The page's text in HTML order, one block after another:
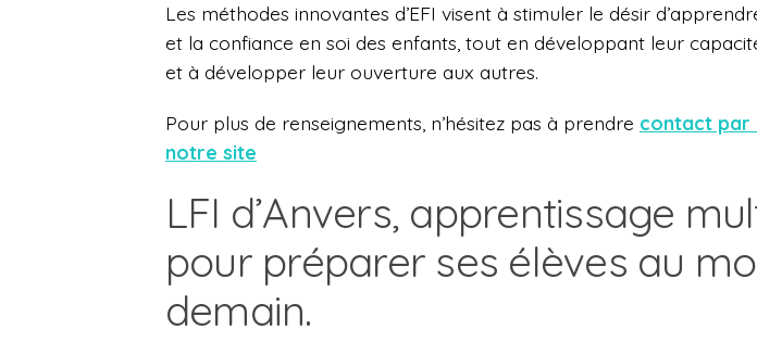
Les méthodes innovantes d’EFI visent à stimuler le désir
et la confiance en soi des enfants, tout en développant leur
et à développer leur ouverture aux autres.
Pour plus de renseignements, n’hésitez pas à prendre contact par
notre site
LFI d’Anvers, apprentissage
pour préparer ses élèves au
demain.